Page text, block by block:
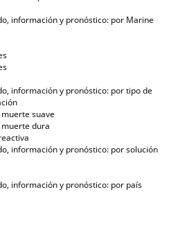
información y pronóstico: por Marine
información y pronóstico: por tipo de
suave
dura
información y pronóstico: por solución
información y pronóstico: por país